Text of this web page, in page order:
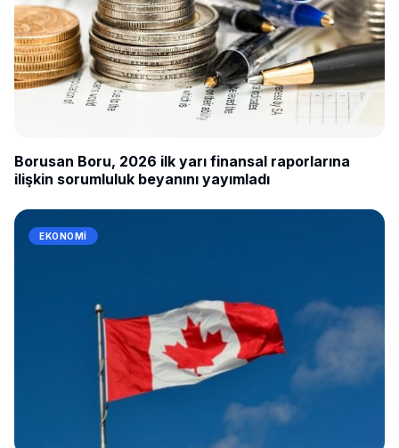
Borusan Boru, 2026 ilk yarı finansal raporlarına
ilişkin sorumluluk beyanını yayımladı
EKONOMI